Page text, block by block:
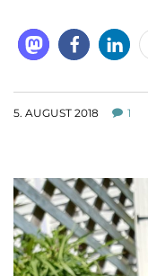
5. AUGUST 2018 1